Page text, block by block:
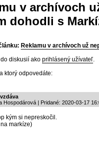
v archívoch
dohodli s
Reklamu v archívoch už
diskusií ako prihlásený užívateľ.
ktorý odpovedáte:
Hospodárová | Pridané: 2020-03-17
kým si nepreskočil.
markíze)